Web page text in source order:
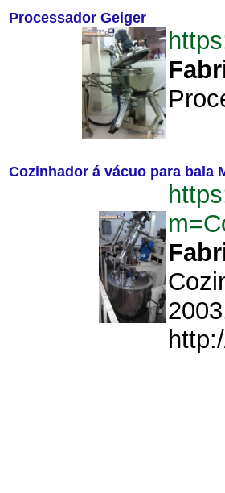
Processador Geiger
Cozinhador á vácuo para bala